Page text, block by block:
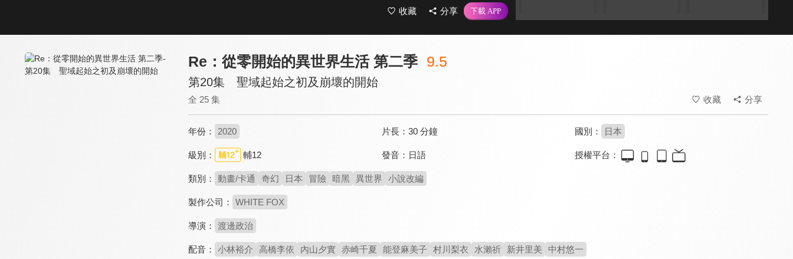
收藏 分享
Re：從零開始的異世界生活 第二季 9.5
第20集 聖域起始之初及崩壞的開始
全 25 集 收藏 分享
年份： 2020 片長： 30 分鐘 國別： 日本
級別： 輔12 發音： 日語 授權平台：
類別： 動畫/卡通 奇幻 日本 冒險 暗黑 異世界 小說改編
製作公司： WHITE FOX
導演： 渡邊政治
配音： 小林裕介 高橋李依 內山夕實 赤崎千夏 能登麻美子 村川梨衣 水瀨祈 新井里美 中村悠一